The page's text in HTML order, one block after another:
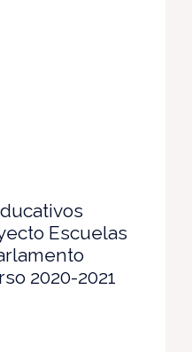
Escuelas
2020-2021